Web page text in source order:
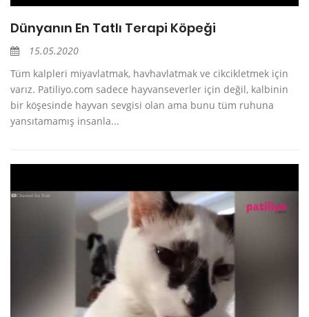
Dünyanın En Tatlı Terapi Köpeği
15.05.2020
Tüm kalpleri miyavlatmak, havhavlatmak ve cikcikletmek için
varız. Patiliyo.com sadece hayvanseverler için değil, kalbinin
bir köşesinde hayvan sevgisi olan ama bunu tüm ruhuna
yansıtamamış insanla...